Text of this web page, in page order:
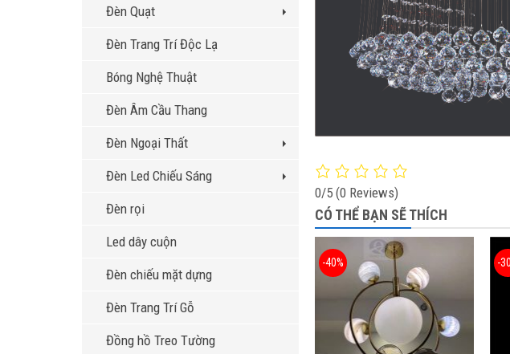
0/5 (0 Reviews)
CÓ THỂ BẠN SẼ THÍCH
-40% -
Đèn Quạt
Đèn Trang Trí Độc Lạ
Bóng Nghệ Thuật
Đèn Âm Cầu Thang
Đèn Ngoại Thất
Đèn Led Chiếu Sáng
Đèn rọi
Led dây cuộn
Đèn chiếu mặt dựng
Đèn Trang Trí Gỗ
Đồng hồ Treo Tường